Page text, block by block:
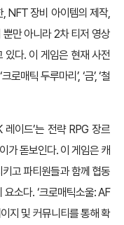
NFT 장비 아이템의 제작,
만 아니라 2차 티저 영상
있다. 이 게임은 현재 사전
매틱 두루마리’, ‘금’, ‘철
레이드’는 전략 RPG 장르
가 돋보인다. 이 게임은 캐
고 파티원들과 함께 협동
소다. ‘크로매틱소울: AF
지 및 커뮤니티를 통해 확